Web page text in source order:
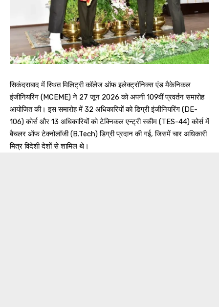
सिकंदराबाद में स्थित मिलिट्री कॉलेज ऑफ इलेक्ट्रॉनिक्स एंड मैकेनिकल
इंजीनियरिंग (MCEME) ने 27 जून 2026 को अपनी 109वीं प्रवर्तन समारोह
आयोजित की। इस समारोह में 32 अधिकारियों को डिग्री इंजीनियरिंग (DE-
106) कोर्स और 13 अधिकारियों को टेक्निकल एन्ट्री स्कीम (TES-44) कोर्स में
बैचलर ऑफ टेक्नोलॉजी (B.Tech) डिग्री प्रदान की गई, जिसमें चार अधिकारी
मित्र विदेशी देशों से शामिल थे।